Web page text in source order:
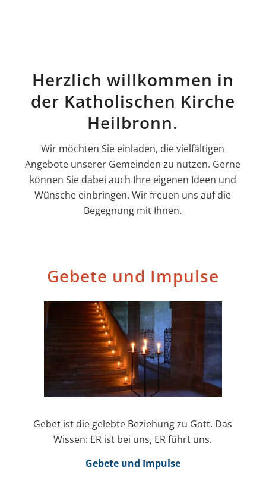
Herzlich willkommen in
der Katholischen Kirche
Heilbronn.
Wir möchten Sie einladen, die vielfältigen
Angebote unserer Gemeinden zu nutzen. Gerne
können Sie dabei auch Ihre eigenen Ideen und
Wünsche einbringen. Wir freuen uns auf die
Begegnung mit Ihnen.
Gebete und Impulse
Gebet ist die gelebte Beziehung zu Gott. Das
Wissen: ER ist bei uns, ER führt uns.
Gebete und Impulse